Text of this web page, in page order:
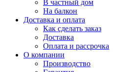
В частный дом
На балкон
Доставка и оплата
Как сделать заказ
Доставка
Оплата и рассрочка
О компании
Производство